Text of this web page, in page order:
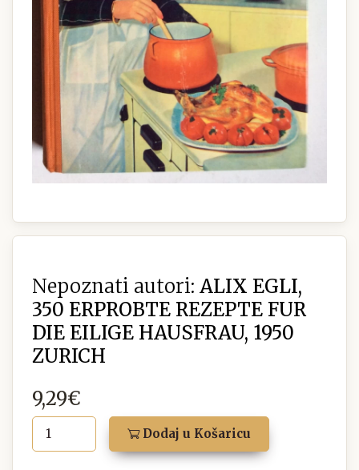
Nepoznati autori: ALIX EGLI,
350 ERPROBTE REZEPTE FUR
DIE EILIGE HAUSFRAU, 1950
ZURICH
9,29€
Dodaj u Košaricu